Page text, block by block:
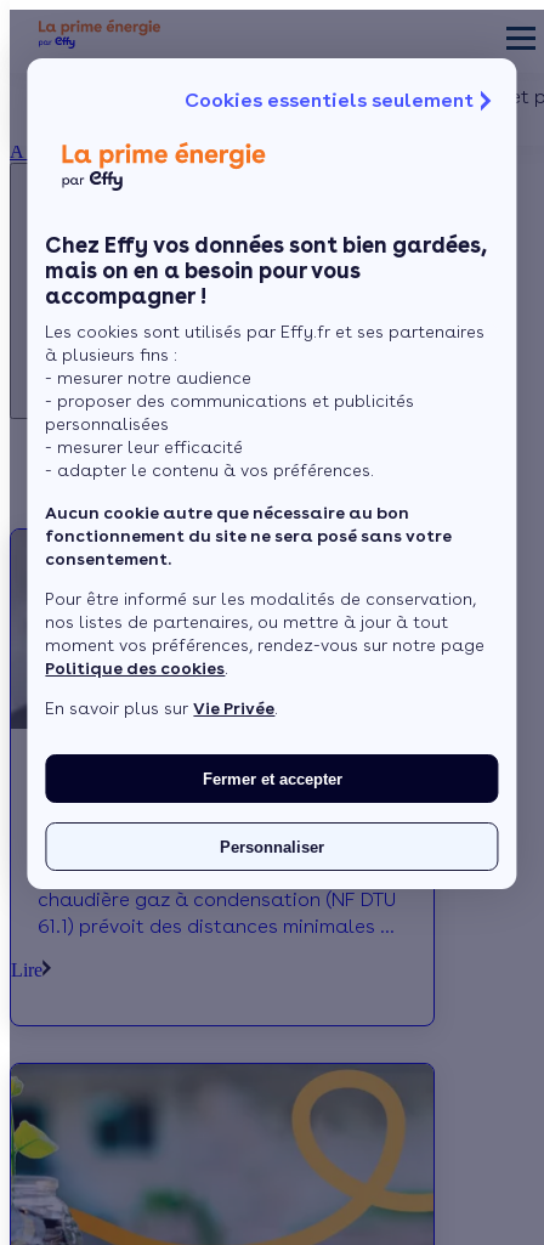
Cookies essentiels seulement
Chez Effy vos données sont bien gardées,
mais on en a besoin pour vous
accompagner !
Les cookies sont utilisés par Effy.fr et ses partenaires
à plusieurs fins :
- mesurer notre audience
- proposer des communications et publicités
personnalisées
- mesurer leur efficacité
- adapter le contenu à vos préférences.
Aucun cookie autre que nécessaire au bon
fonctionnement du site ne sera posé sans votre
consentement.
Pour être informé sur les modalités de conservation,
nos listes de partenaires, ou mettre à jour à tout
moment vos préférences, rendez-vous sur notre page
Politique des cookies
En savoir plus surVie Privée
Fermer et accepter
Personnaliser
À propos
du lundi au vendredi -
3456
Aides et
Appelez-nous !
du lundi au vendredi - 8h à 19h
3456
Service gratuit
+ prix appel
FAQ Chaudière
Quelle est la norme pour la sortie de
ventouse d’une chaudière à gaz ?
La norme de sortie d’une ventouse de
chaudière gaz à condensation (NF DTU
61.1) prévoit des distances minimales à
(mur) ou horizontale (toit). Focus.
Lire